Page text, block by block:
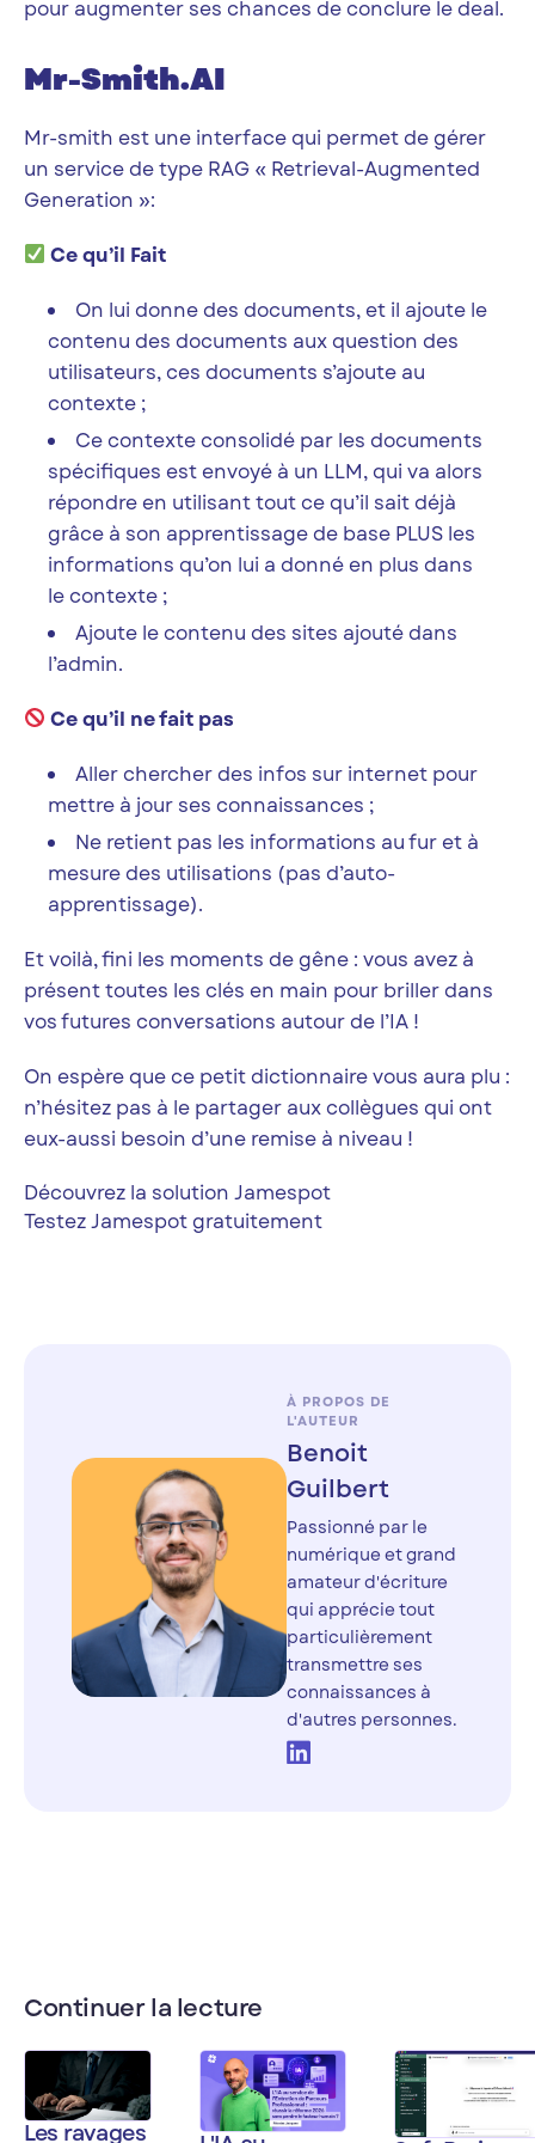
pour augmenter ses chances de conclure le deal.
Mr-Smith.AI
Mr-smith est une interface qui permet de gérer
un service de type RAG « Retrieval-Augmented
Generation »:
Ce qu’il Fait
On lui donne des documents, et il ajoute le
contenu des documents aux question des
utilisateurs, ces documents s’ajoute au
contexte ;
Ce contexte consolidé par les documents
spécifiques est envoyé à un LLM, qui va alors
répondre en utilisant tout ce qu’il sait déjà
grâce à son apprentissage de base PLUS les
informations qu’on lui a donné en plus dans
le contexte ;
Ajoute le contenu des sites ajouté dans
l’admin.
Ce qu’il ne fait pas
Aller chercher des infos sur internet pour
mettre à jour ses connaissances ;
Ne retient pas les informations au fur et à
mesure des utilisations (pas d’auto-
apprentissage).
Et voilà, fini les moments de gêne : vous avez à
présent toutes les clés en main pour briller dans
vos futures conversations autour de l’IA !
On espère que ce petit dictionnaire vous aura plu :
n’hésitez pas à le partager aux collègues qui ont
eux-aussi besoin d’une remise à niveau !
Découvrez la solution Jamespot
Testez Jamespot gratuitement
À PROPOS DE
L'AUTEUR
Benoit
Guilbert
Passionné par le
numérique et grand
amateur d'écriture
qui apprécie tout
particulièrement
transmettre ses
connaissances à
d'autres personnes.
Continuer la lecture
Les ravages